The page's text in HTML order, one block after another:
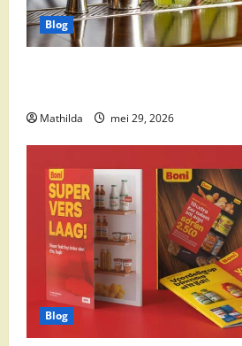
Blog
Mathilda mei 29, 2026
Blog